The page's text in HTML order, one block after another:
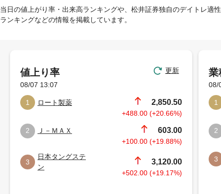
当日の値上がり率・出来高ランキングや、松井証券独自のデイトレ適性
ランキングなどの情報を掲載しています。